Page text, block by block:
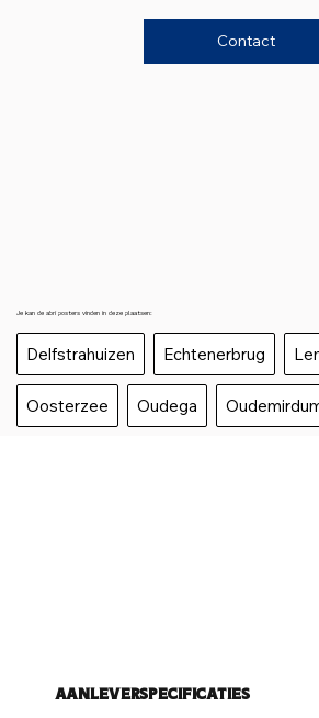
Je kan de abri posters vinden in deze plaatsen:
Delfstrahuizen Echtenerbrug
Oosterzee Oudega
Contact
Aanleverspecificaties